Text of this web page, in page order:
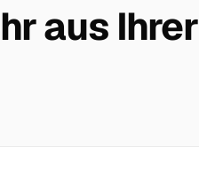
aus Ihrer